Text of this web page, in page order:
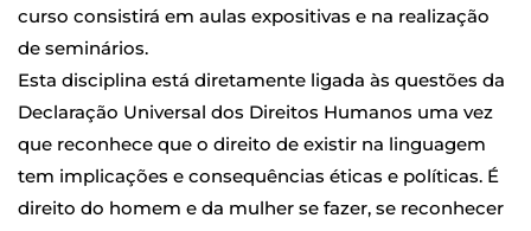
curso consistirá em aulas expositivas e na realização
de seminários.
Esta disciplina está diretamente ligada às questões da
Declaração Universal dos Direitos Humanos uma vez
que reconhece que o direito de existir na linguagem
tem implicações e consequências éticas e políticas. É
direito do homem e da mulher se fazer, se reconhecer